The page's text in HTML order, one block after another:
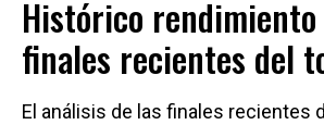
Histórico
finales recientes del
El análisis de las finales recientes